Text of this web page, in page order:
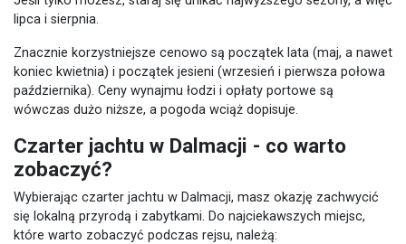
lipca i sierpnia.
Znacznie korzystniejsze cenowo są początek lata (maj, a nawet
koniec kwietnia) i początek jesieni (wrzesień i pierwsza połowa
października). Ceny wynajmu łodzi i opłaty portowe są
wówczas dużo niższe, a pogoda wciąż dopisuje.
Czarter jachtu w Dalmacji - co warto
zobaczyć?
Wybierając czarter jachtu w Dalmacji, masz okazję zachwycić
się lokalną przyrodą i zabytkami. Do najciekawszych miejsc,
które warto zobaczyć podczas rejsu, należą: